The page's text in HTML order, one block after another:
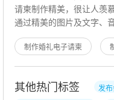
请柬制作精美，很让人羡
通过精美的图片及文字、
现代人们的喜爱。那么如
制作婚礼电子请柬
其他热门标签
发